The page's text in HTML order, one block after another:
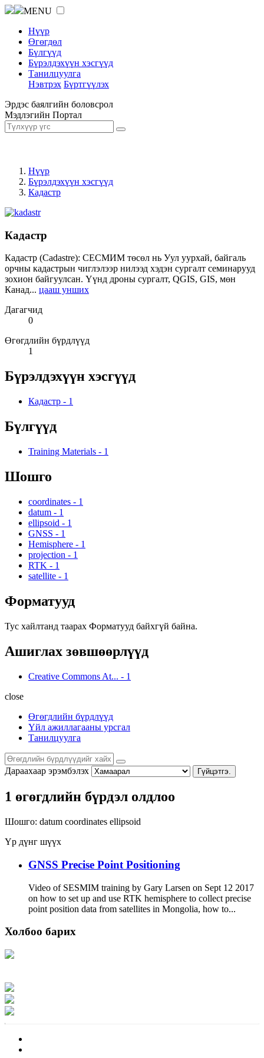
MENU
Нүүр
Өгөгдөл
Бүлгүүд
Бүрэлдэхүүн хэсгүүд
Танилцуулга
Нэвтрэх Бүртгүүлэх
Эрдэс баялгийн боловсрол
Мэдлэгийн Портал
Нүүр
Бүрэлдэхүүн хэсгүүд
Кадастр
Кадастр
Кадастр (Cadastre): СЕСМИМ төсөл нь Уул уурхай, байгаль
орчны кадастрын чиглэлээр нилээд хэдэн сургалт семинарууд
зохион байгуулсан. Үүнд дроны сургалт, QGIS, GIS, мөн
Канад... цааш унших
Дагагчид
0
Өгөгдлийн бүрдлүүд
1
Бүрэлдэхүүн хэсгүүд
Кадастр - 1
Бүлгүүд
Training Materials - 1
Шошго
coordinates - 1
datum - 1
ellipsoid - 1
GNSS - 1
Hemisphere - 1
projection - 1
RTK - 1
satellite - 1
Форматууд
Тус хайлтанд таарах Форматууд байхгүй байна.
Ашиглах зөвшөөрлүүд
Creative Commons At... - 1
close
Өгөгдлийн бүрдлүүд
Үйл ажиллагааны урсгал
Танилцуулга
Дараахаар эрэмбэлэх Гүйцэтгэ.
1 өгөгдлийн бүрдэл олдлоо
Шошго: datum coordinates ellipsoid
Үр дүнг шүүх
GNSS Precise Point Positioning
Video of SESMIM training by Gary Larsen on Sept 12 2017
on how to set up and use RTK hemisphere to collect precise
point position data from satellites in Mongolia, how to...
Холбоо барих